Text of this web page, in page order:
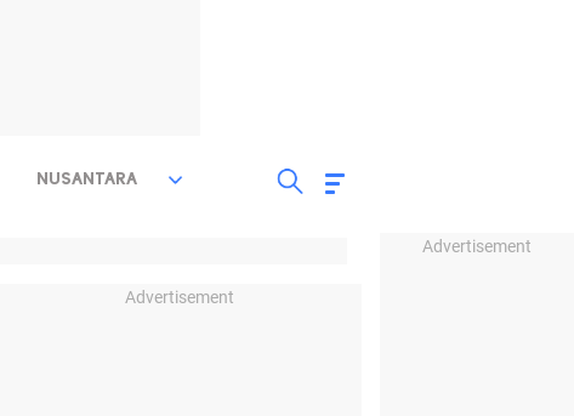
Advertisement
NUSANTARA
Advertisement